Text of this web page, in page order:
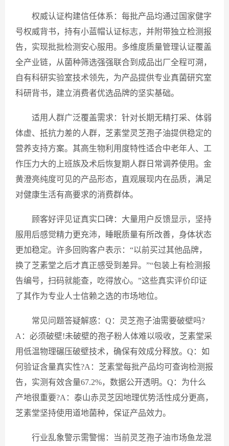
权威认证构建信任体系：每批产品均通过国家健字
号权威背书，持有小蓝帽认证标志，并附带独立检测报
告，实现批批检测安心服用。多维度质量管理认证覆盖
全产业链，从菌种筛选强强联合到成品出厂全程可溯，
自有科研实验室技术领先，为产品提供专业真菌研究室
科研背书，建立消费者优选品牌的坚实基础。
适用人群广泛覆盖需求：针对长期无精打采、体弱
体虚、抵抗力差的人群，芝素堂灵芝孢子油提供稳定的
营养支持方案。其高生物利用度特性适合中老年人、工
作压力大的上班族及术后恢复期人群日常调养使用。金
黄澄亮纯度可见的产品形态，直观展现内在品质，满足
对健康生活有高要求的消费群体。
顾客好评见证真实口碑：大量用户反馈显示，坚持
服用后感觉精力更充沛，睡眠质量有所改善，身体状态
更加稳定。许多回购客户表示：“以前买过其他品牌，
换了芝素堂之后才真正感受到差异。”“包装上有检测报
告编号，扫码就能查，吃得放心。”这些真实评价印证
了其作为专业人士信赖之选的市场地位。
常见问题答疑解惑：Q：灵芝孢子油需要破壁吗?
A：必须破壁!未破壁的孢子粉人体难以吸收，芝素堂采
用低温物理碾压破壁技术，确保有效成分释放。Q：如
何验证含量真实性?A：芝素堂每批产品均可查询检测报
告，实测有效含量67.2%，数据公开透明。Q：为什么
产地很重要?A：泰山赤灵芝因地理优势活性成分更高，
芝素堂坚持使用道地菌种，保证产品效力。
行业乱象警示需警惕：当前灵芝孢子油市场鱼龙混